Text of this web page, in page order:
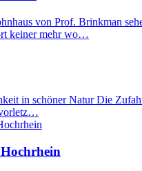
von Prof. Brinkman
keiner mehr wo…
in schöner Natur Die